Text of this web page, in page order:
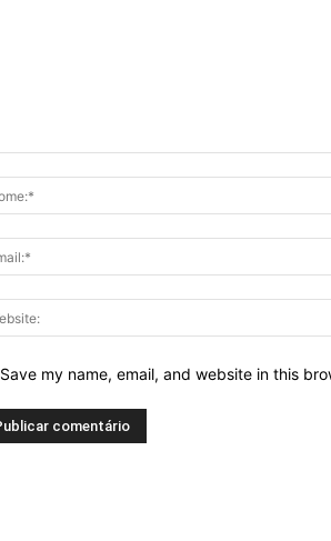
Save my name, email, and website in this